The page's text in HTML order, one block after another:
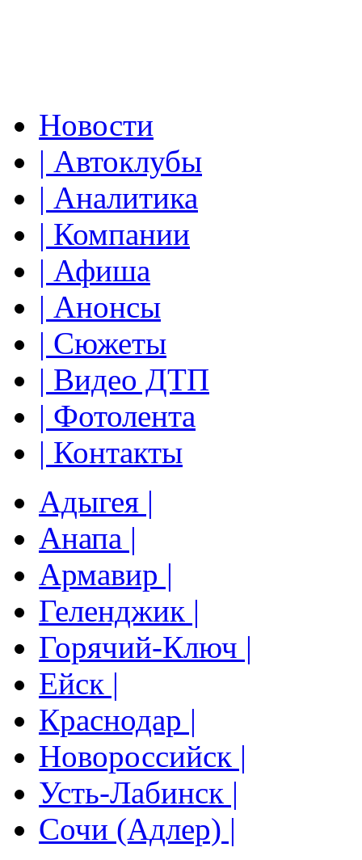
Новости
| Автоклубы
| Аналитика
| Компании
| Афиша
| Анонсы
| Сюжеты
| Видео ДТП
| Фотолента
| Контакты
Адыгея |
Анапа |
Армавир |
Геленджик |
Горячий-Ключ |
Ейск |
Краснодар |
Новороссийск |
Усть-Лабинск |
Сочи (Адлер) |